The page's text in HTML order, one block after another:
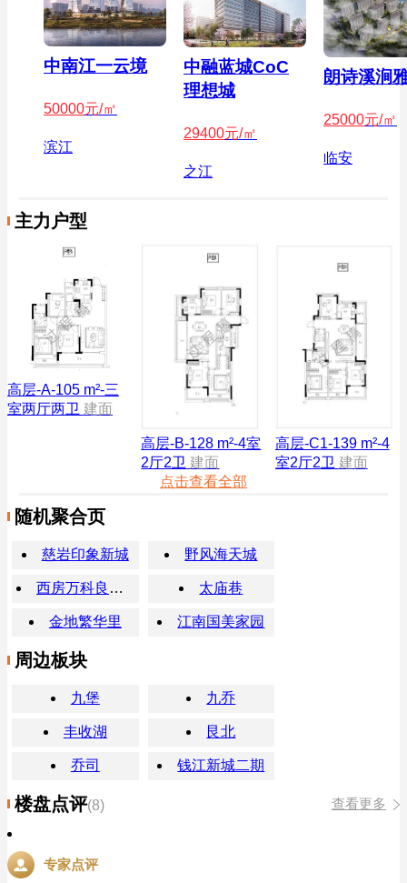
中南江一云境
50000元/㎡
滨江
中融蓝城CoC
理想城
29400元/㎡
之江
朗诗溪涧
25000元/㎡
临安
主力户型
高层-A-105 m²-三
室两厅两卫 建面
高层-B-128 m²-4室
2厅2卫 建面
高层-C1-139 m²-4
室2厅2卫 建面
点击查看全部
随机聚合页
慈岩印象新城 野风海天城
西房万科良语久园 太庙巷
金地繁华里 江南国美家园
周边板块
九堡 九乔
丰收湖 艮北
乔司 钱江新城二期
楼盘点评(8) 查看更多
专家点评